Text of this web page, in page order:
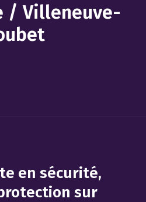
/ Villeneuve-
en sécurité,
sur